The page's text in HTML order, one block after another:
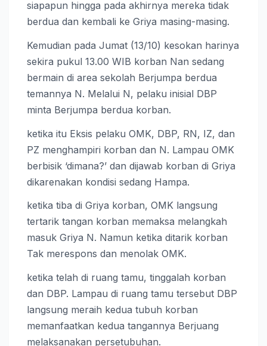
siapapun hingga pada akhirnya mereka tidak
berdua dan kembali ke Griya masing-masing.
Kemudian pada Jumat (13/10) kesokan harinya
sekira pukul 13.00 WIB korban Nan sedang
bermain di area sekolah Berjumpa berdua
temannya N. Melalui N, pelaku inisial DBP
minta Berjumpa berdua korban.
ketika itu Eksis pelaku OMK, DBP, RN, IZ, dan
PZ menghampiri korban dan N. Lampau OMK
berbisik ‘dimana?’ dan dijawab korban di Griya
dikarenakan kondisi sedang Hampa.
ketika tiba di Griya korban, OMK langsung
tertarik tangan korban memaksa melangkah
masuk Griya N. Namun ketika ditarik korban
Tak merespons dan menolak OMK.
ketika telah di ruang tamu, tinggalah korban
dan DBP. Lampau di ruang tamu tersebut DBP
langsung meraih kedua tubuh korban
memanfaatkan kedua tangannya Berjuang
melaksanakan persetubuhan.